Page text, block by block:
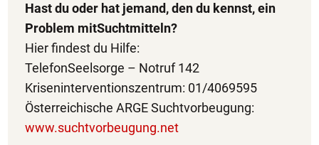
Hast du oder hat jemand, den du kennst, ein
Problem mitSuchtmitteln?
Hier findest du Hilfe:
TelefonSeelsorge – Notruf 142
Kriseninterventionszentrum: 01/4069595
Österreichische ARGE Suchtvorbeugung:
www.suchtvorbeugung.net